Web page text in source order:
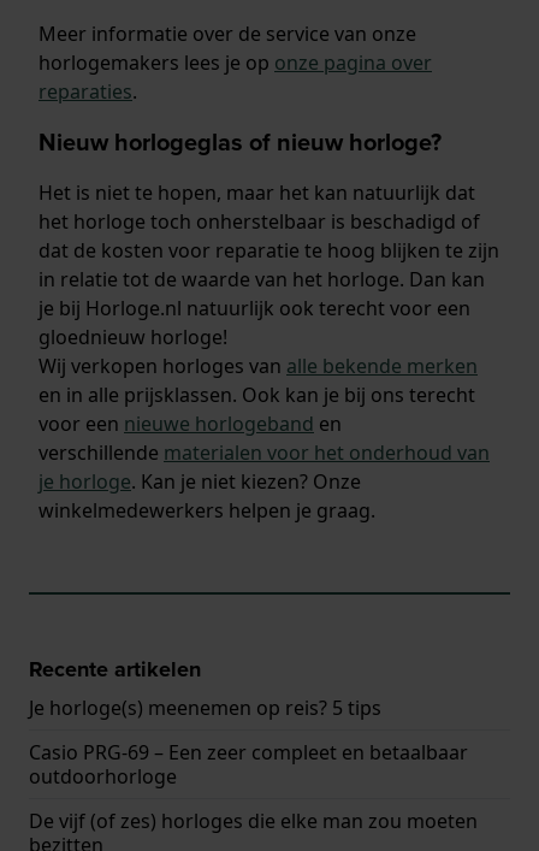
Meer informatie over de service van onze
horlogemakers lees je op onze pagina over
reparaties.
Nieuw horlogeglas of nieuw horloge?
Het is niet te hopen, maar het kan natuurlijk dat
het horloge toch onherstelbaar is beschadigd of
dat de kosten voor reparatie te hoog blijken te zijn
in relatie tot de waarde van het horloge. Dan kan
je bij Horloge.nl natuurlijk ook terecht voor een
gloednieuw horloge!
Wij verkopen horloges van alle bekende merken
en in alle prijsklassen. Ook kan je bij ons terecht
voor een nieuwe horlogeband en
verschillende materialen voor het onderhoud van
je horloge. Kan je niet kiezen? Onze
winkelmedewerkers helpen je graag.
Recente artikelen
Je horloge(s) meenemen op reis? 5 tips
Casio PRG-69 – Een zeer compleet en betaalbaar
outdoorhorloge
De vijf (of zes) horloges die elke man zou moeten
bezitten